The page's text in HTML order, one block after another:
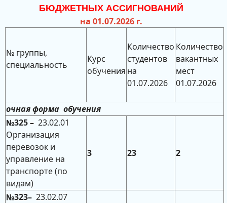
БЮДЖЕТНЫХ АССИГНОВАНИЙ
на 01.07.2026 г.
№ группы,
специальность
Курс
обучения
Количество
студентов
на
01.07.2026
Количество
вакантных
мест
01.07.2026
очная форма обучения
№325 – 23.02.01
Организация
перевозок и
управление на
транспорте (по
видам)
3 23 2
№323– 23.02.07